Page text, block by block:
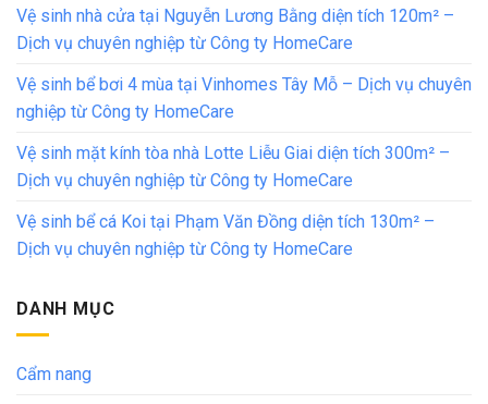
Vệ sinh nhà cửa tại Nguyễn Lương Bằng diện tích 120m² –
Dịch vụ chuyên nghiệp từ Công ty HomeCare
Vệ sinh bể bơi 4 mùa tại Vinhomes Tây Mỗ – Dịch vụ chuyên
nghiệp từ Công ty HomeCare
Vệ sinh mặt kính tòa nhà Lotte Liễu Giai diện tích 300m² –
Dịch vụ chuyên nghiệp từ Công ty HomeCare
Vệ sinh bể cá Koi tại Phạm Văn Đồng diện tích 130m² –
Dịch vụ chuyên nghiệp từ Công ty HomeCare
DANH MỤC
Cẩm nang